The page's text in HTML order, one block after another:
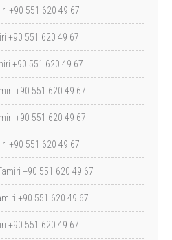
+90 551 620 49 67
+90 551 620 49 67
+90 551 620 49 67
+90 551 620 49 67
+90 551 620 49 67
+90 551 620 49 67
+90 551 620 49 67
+90 551 620 49 67
+90 551 620 49 67